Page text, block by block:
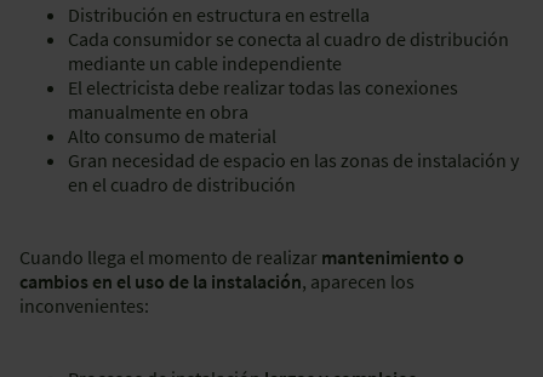
Distribución en estructura en estrella
Cada consumidor se conecta al cuadro de distribución
mediante un cable independiente
El electricista debe realizar todas las conexiones
manualmente en obra
Alto consumo de material
Gran necesidad de espacio en las zonas de instalación y
en el cuadro de distribución
Cuando llega el momento de realizar mantenimiento o
cambios en el uso de la instalación, aparecen los
inconvenientes: